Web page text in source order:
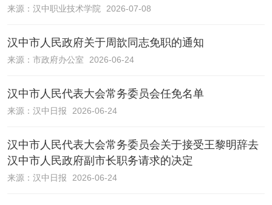
来源： 汉中职业技术学院 2026-07-08
汉中市人民政府关于周歆同志免职的通知
来源： 市政府办公室 2026-06-24
汉中市人民代表大会常务委员会任免名单
来源： 汉中日报 2026-06-24
汉中市人民代表大会常务委员会关于接受王黎明辞去
汉中市人民政府副市长职务请求的决定
来源： 汉中日报 2026-06-24